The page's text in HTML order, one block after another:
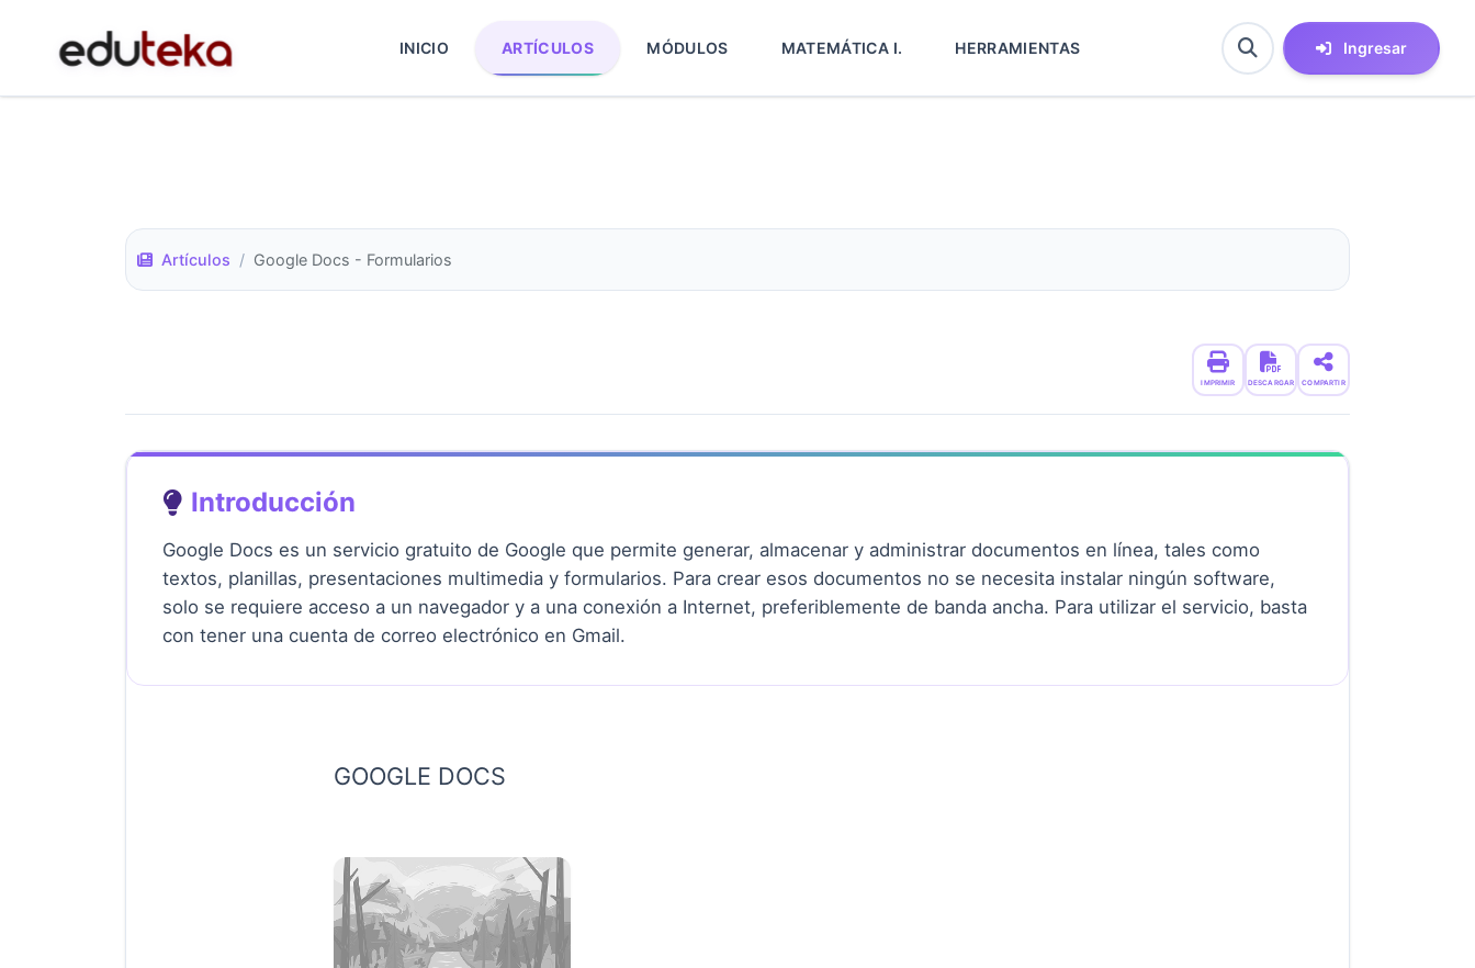
INICIO ARTÍCULOS MÓDULOS MATEMÁTICA I. HERRAMIENTAS Ingresar
Artículos / Google Docs - Formularios
IMPRIMIR DESCARGAR COMPARTIR
Introducción
Google Docs es un servicio gratuito de Google que permite generar, almacenar y administrar documentos en línea, tales como
textos, planillas, presentaciones multimedia y formularios. Para crear esos documentos no se necesita instalar ningún software,
solo se requiere acceso a un navegador y a una conexión a Internet, preferiblemente de banda ancha. Para utilizar el servicio, basta
con tener una cuenta de correo electrónico en Gmail.
GOOGLE DOCS